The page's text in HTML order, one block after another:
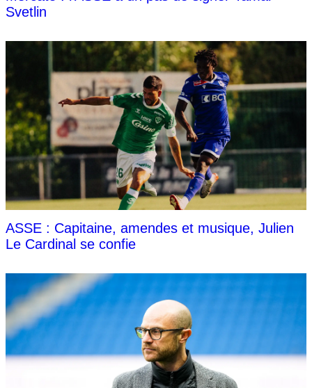
Svetlin
ASSE : Capitaine, amendes et musique, Julien
Le Cardinal se confie